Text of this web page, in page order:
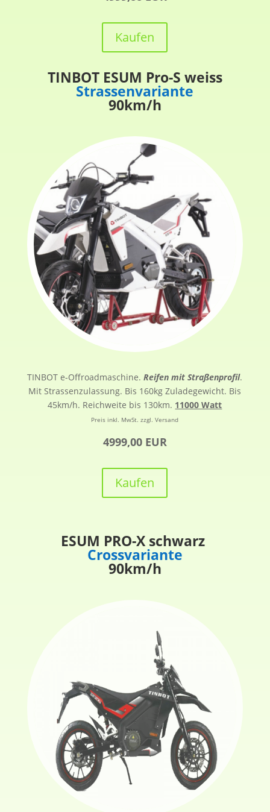
Kaufen
TINBOT ESUM Pro-S weiss
Strassenvariante
90km/h
TINBOT e-Offroadmaschine.Reifen mit Straßenprofil.
Mit Strassenzulassung. Bis 160kg Zuladegewicht. Bis
45km/h. Reichweite bis 130km. 11000 Watt
Preis inkl. MwSt. zzgl. Versand
4999,00 EUR
Kaufen
ESUM PRO-X schwarz
Crossvariante
90km/h